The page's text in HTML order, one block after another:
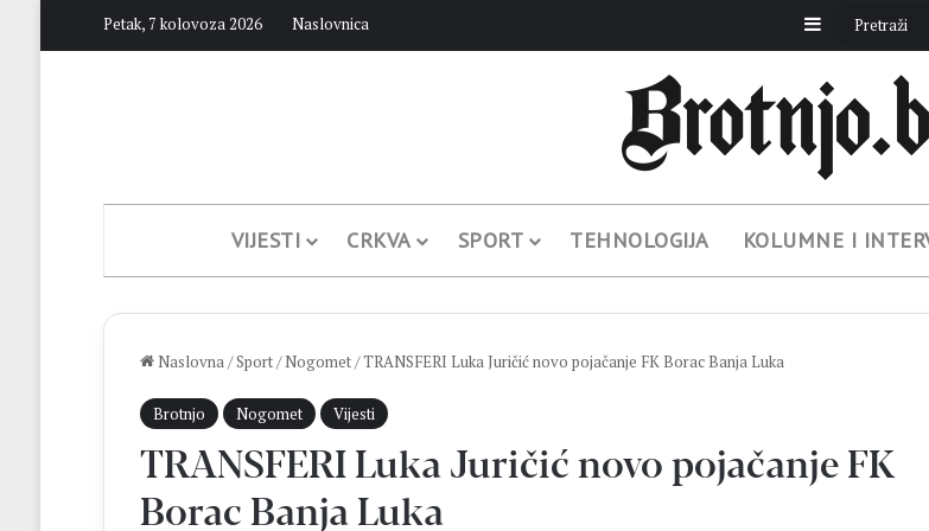
Petak, 7 kolovoza 2026 Naslovnica Sidebar
VIJESTI CRKVA SPORT TEHNOLOGIJA KOLUMNE I
Naslovna/Sport/ Nogomet/TRANSFERI Luka Juričić novo pojačanje FK Borac Banja Luka
Brotnjo Nogomet Vijesti
TRANSFERI Luka Juričić novo pojačanje FK
Borac Banja Luka